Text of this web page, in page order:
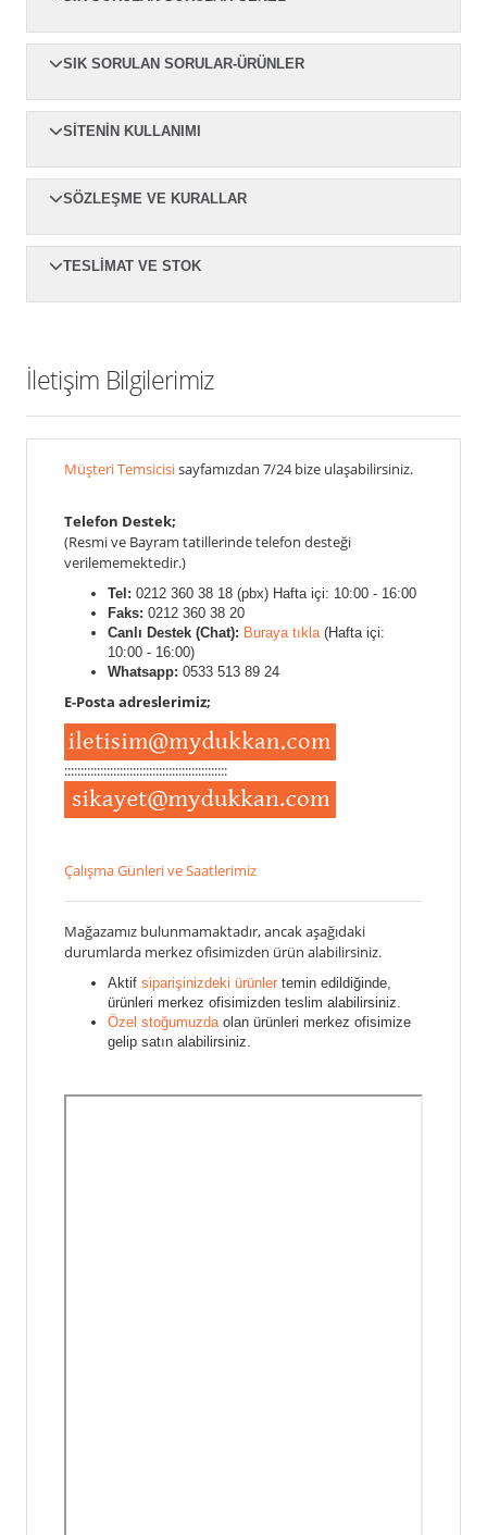
SIK SORULAN SORULAR-ÜRÜNLER
SITENIN KULLANIMI
SÖZLEŞME VE KURALLAR
TESLIMAT VE STOK
İletişim Bilgilerimiz
Müşteri Temsicisisayfamızdan 7/24 bize ulaşabilirsiniz.
Telefon Destek;
(Resmi ve Bayram tatillerinde telefon desteği
verilememektedir.)
Tel: 0212 360 38 18 (pbx) Hafta içi: 10:00 - 16:00
Faks: 0212 360 38 20
Canlı Destek (Chat): Buraya tıkla(Hafta içi:
10:00 - 16:00)
Whatsapp: 0533 513 89 24
E-Posta adreslerimiz;
::::::::::::::::::::::::::::::::::::::::::::::::::
Çalışma Günleri ve Saatlerimiz
Mağazamız bulunmamaktadır, ancak aşağıdaki
durumlarda merkez ofisimizden ürün alabilirsiniz.
Aktif siparişinizdeki ürünler temin edildiğinde,
ürünleri merkez ofisimizden teslim alabilirsiniz.
Özel stoğumuzdaolan ürünleri merkez ofisimize
gelip satın alabilirsiniz.